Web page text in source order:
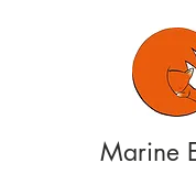
Marine